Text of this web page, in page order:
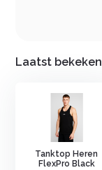
Laatst bekeken
Tanktop Heren
FlexPro Black